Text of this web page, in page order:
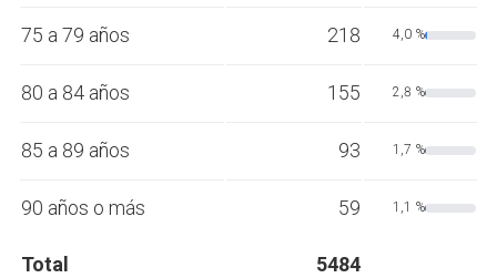
75 a 79 años 218 4,0 %
80 a 84 años 155 2,8 %
85 a 89 años 93 1,7 %
90 años o más 59 1,1 %
Total 5484